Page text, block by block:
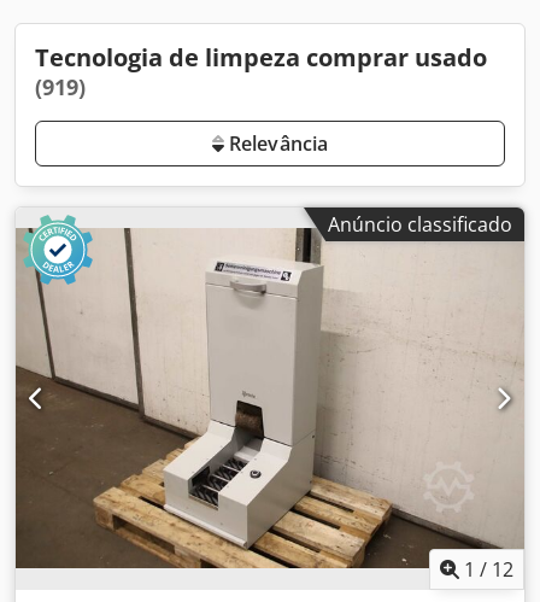
Tecnologia de limpeza comprar usado
(919)
Relevância
Anúncio classificado
1 / 12